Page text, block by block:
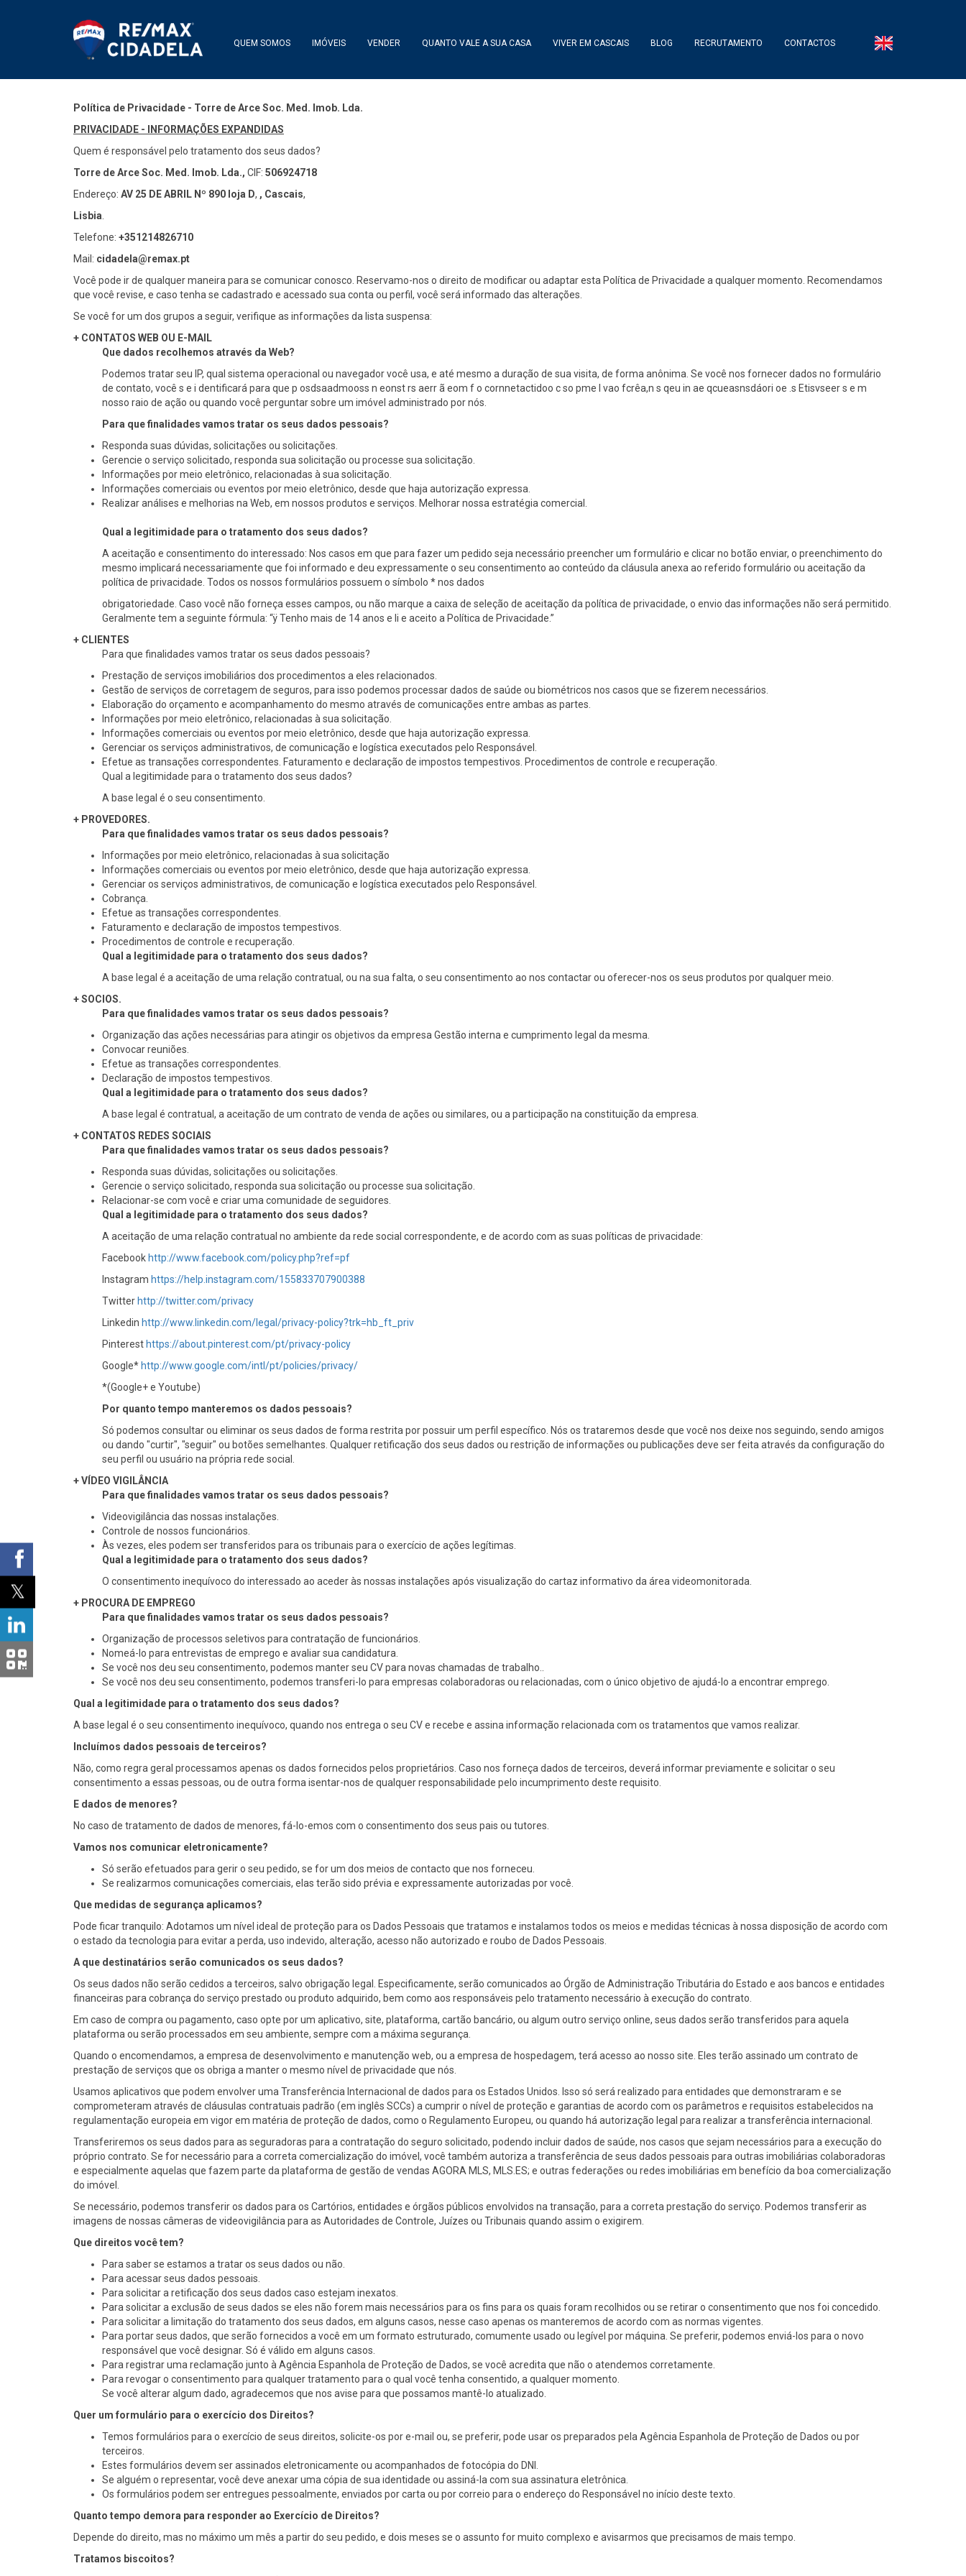
QUEM SOMOS IMÓVEIS VENDER QUANTO VALE A SUA CASA VIVER EM CASCAIS BLOG RECRUTAMENTO CONTACTOS
Política de Privacidade - Torre de Arce Soc. Med. Imob. Lda.
PRIVACIDADE - INFORMAÇÕES EXPANDIDAS
Quem é responsável pelo tratamento dos seus dados?
Torre de Arce Soc. Med. Imob. Lda., CIF: 506924718
Endereço: AV 25 DE ABRIL Nº 890 loja D, , Cascais,
Lisbia
Telefone: +351214826710
Mail: cidadela@remax.pt
Você pode ir de qualquer maneira para se comunicar conosco. Reservamo-nos o direito de modificar ou adaptar esta Política de Privacidade a qualquer momento. Recomendamos
que você revise, e caso tenha se cadastrado e acessado sua conta ou perfil, você será informado das alterações.
Se você for um dos grupos a seguir, verifique as informações da lista suspensa:
+ CONTATOS WEB OU E-MAIL
Que dados recolhemos através da Web?
Podemos tratar seu IP, qual sistema operacional ou navegador você usa, e até mesmo a duração de sua visita, de forma anônima. Se você nos fornecer dados no formulário
de contato, você s e i dentificará para que p osdsaadmooss n eonst rs aerr ã eom f o cornnetactidoo c so pme l vao fcrêa,n s qeu in ae qcueasnsdáori oe .s Etisvseer s e m
nosso raio de ação ou quando você perguntar sobre um imóvel administrado por nós.
Para que finalidades vamos tratar os seus dados pessoais?
Responda suas dúvidas, solicitações ou solicitações.
Gerencie o serviço solicitado, responda sua solicitação ou processe sua solicitação.
Informações por meio eletrônico, relacionadas à sua solicitação.
Informações comerciais ou eventos por meio eletrônico, desde que haja autorização expressa.
Realizar análises e melhorias na Web, em nossos produtos e serviços. Melhorar nossa estratégia comercial.
Qual a legitimidade para o tratamento dos seus dados?
A aceitação e consentimento do interessado: Nos casos em que para fazer um pedido seja necessário preencher um formulário e clicar no botão enviar, o preenchimento do
mesmo implicará necessariamente que foi informado e deu expressamente o seu consentimento ao conteúdo da cláusula anexa ao referido formulário ou aceitação da
política de privacidade. Todos os nossos formulários possuem o símbolo * nos dados
obrigatoriedade. Caso você não forneça esses campos, ou não marque a caixa de seleção de aceitação da política de privacidade, o envio das informações não será permitido.
Geralmente tem a seguinte fórmula: “ÿ Tenho mais de 14 anos e li e aceito a Política de Privacidade.”
+ CLIENTES
Para que finalidades vamos tratar os seus dados pessoais?
Prestação de serviços imobiliários dos procedimentos a eles relacionados.
Gestão de serviços de corretagem de seguros, para isso podemos processar dados de saúde ou biométricos nos casos que se fizerem necessários.
Elaboração do orçamento e acompanhamento do mesmo através de comunicações entre ambas as partes.
Informações por meio eletrônico, relacionadas à sua solicitação.
Informações comerciais ou eventos por meio eletrônico, desde que haja autorização expressa.
Gerenciar os serviços administrativos, de comunicação e logística executados pelo Responsável.
Efetue as transações correspondentes. Faturamento e declaração de impostos tempestivos. Procedimentos de controle e recuperação.
Qual a legitimidade para o tratamento dos seus dados?
A base legal é o seu consentimento.
+ PROVEDORES.
Para que finalidades vamos tratar os seus dados pessoais?
Informações por meio eletrônico, relacionadas à sua solicitação
Informações comerciais ou eventos por meio eletrônico, desde que haja autorização expressa.
Gerenciar os serviços administrativos, de comunicação e logística executados pelo Responsável.
Cobrança.
Efetue as transações correspondentes.
Faturamento e declaração de impostos tempestivos.
Procedimentos de controle e recuperação.
Qual a legitimidade para o tratamento dos seus dados?
A base legal é a aceitação de uma relação contratual, ou na sua falta, o seu consentimento ao nos contactar ou oferecer-nos os seus produtos por qualquer meio.
+ SOCIOS.
Para que finalidades vamos tratar os seus dados pessoais?
Organização das ações necessárias para atingir os objetivos da empresa Gestão interna e cumprimento legal da mesma.
Convocar reuniões.
Efetue as transações correspondentes.
Declaração de impostos tempestivos.
Qual a legitimidade para o tratamento dos seus dados?
A base legal é contratual, a aceitação de um contrato de venda de ações ou similares, ou a participação na constituição da empresa.
+ CONTATOS REDES SOCIAIS
Para que finalidades vamos tratar os seus dados pessoais?
Responda suas dúvidas, solicitações ou solicitações.
Gerencie o serviço solicitado, responda sua solicitação ou processe sua solicitação.
Relacionar-se com você e criar uma comunidade de seguidores.
Qual a legitimidade para o tratamento dos seus dados?
A aceitação de uma relação contratual no ambiente da rede social correspondente, e de acordo com as suas políticas de privacidade:
Facebook http://www.facebook.com/policy.php?ref=pf
Instagram https://help.instagram.com/155833707900388
Twitter http://twitter.com/privacy
Linkedin http://www.linkedin.com/legal/privacy-policy?trk=hb_ft_priv
Pinterest https://about.pinterest.com/pt/privacy-policy
Google* http://www.google.com/intl/pt/policies/privacy/
*(Google+ e Youtube)
Por quanto tempo manteremos os dados pessoais?
Só podemos consultar ou eliminar os seus dados de forma restrita por possuir um perfil específico. Nós os trataremos desde que você nos deixe nos seguindo, sendo amigos
ou dando "curtir", "seguir" ou botões semelhantes. Qualquer retificação dos seus dados ou restrição de informações ou publicações deve ser feita através da configuração do
seu perfil ou usuário na própria rede social.
+ VÍDEO VIGILÂNCIA
Para que finalidades vamos tratar os seus dados pessoais?
Videovigilância das nossas instalações.
Controle de nossos funcionários.
Às vezes, eles podem ser transferidos para os tribunais para o exercício de ações legítimas.
Qual a legitimidade para o tratamento dos seus dados?
O consentimento inequívoco do interessado ao aceder às nossas instalações após visualização do cartaz informativo da área videomonitorada.
+ PROCURA DE EMPREGO
Para que finalidades vamos tratar os seus dados pessoais?
Organização de processos seletivos para contratação de funcionários.
Nomeá-lo para entrevistas de emprego e avaliar sua candidatura.
Se você nos deu seu consentimento, podemos manter seu CV para novas chamadas de trabalho..
Se você nos deu seu consentimento, podemos transferi-lo para empresas colaboradoras ou relacionadas, com o único objetivo de ajudá-lo a encontrar emprego.
Qual a legitimidade para o tratamento dos seus dados?
A base legal é o seu consentimento inequívoco, quando nos entrega o seu CV e recebe e assina informação relacionada com os tratamentos que vamos realizar.
Incluímos dados pessoais de terceiros?
Não, como regra geral processamos apenas os dados fornecidos pelos proprietários. Caso nos forneça dados de terceiros, deverá informar previamente e solicitar o seu
consentimento a essas pessoas, ou de outra forma isentar-nos de qualquer responsabilidade pelo incumprimento deste requisito.
E dados de menores?
No caso de tratamento de dados de menores, fá-lo-emos com o consentimento dos seus pais ou tutores.
Vamos nos comunicar eletronicamente?
Só serão efetuados para gerir o seu pedido, se for um dos meios de contacto que nos forneceu.
Se realizarmos comunicações comerciais, elas terão sido prévia e expressamente autorizadas por você.
Que medidas de segurança aplicamos?
Pode ficar tranquilo: Adotamos um nível ideal de proteção para os Dados Pessoais que tratamos e instalamos todos os meios e medidas técnicas à nossa disposição de acordo com
o estado da tecnologia para evitar a perda, uso indevido, alteração, acesso não autorizado e roubo de Dados Pessoais.
A que destinatários serão comunicados os seus dados?
Os seus dados não serão cedidos a terceiros, salvo obrigação legal. Especificamente, serão comunicados ao Órgão de Administração Tributária do Estado e aos bancos e entidades
financeiras para cobrança do serviço prestado ou produto adquirido, bem como aos responsáveis pelo tratamento necessário à execução do contrato.
Em caso de compra ou pagamento, caso opte por um aplicativo, site, plataforma, cartão bancário, ou algum outro serviço online, seus dados serão transferidos para aquela
plataforma ou serão processados em seu ambiente, sempre com a máxima segurança.
Quando o encomendamos, a empresa de desenvolvimento e manutenção web, ou a empresa de hospedagem, terá acesso ao nosso site. Eles terão assinado um contrato de
prestação de serviços que os obriga a manter o mesmo nível de privacidade que nós.
Usamos aplicativos que podem envolver uma Transferência Internacional de dados para os Estados Unidos. Isso só será realizado para entidades que demonstraram e se
comprometeram através de cláusulas contratuais padrão (em inglês SCCs) a cumprir o nível de proteção e garantias de acordo com os parâmetros e requisitos estabelecidos na
regulamentação europeia em vigor em matéria de proteção de dados, como o Regulamento Europeu, ou quando há autorização legal para realizar a transferência internacional.
Transferiremos os seus dados para as seguradoras para a contratação do seguro solicitado, podendo incluir dados de saúde, nos casos que sejam necessários para a execução do
próprio contrato. Se for necessário para a correta comercialização do imóvel, você também autoriza a transferência de seus dados pessoais para outras imobiliárias colaboradoras
e especialmente aquelas que fazem parte da plataforma de gestão de vendas AGORA MLS, MLS.ES; e outras federações ou redes imobiliárias em benefício da boa comercialização
do imóvel.
Se necessário, podemos transferir os dados para os Cartórios, entidades e órgãos públicos envolvidos na transação, para a correta prestação do serviço. Podemos transferir as
imagens de nossas câmeras de videovigilância para as Autoridades de Controle, Juízes ou Tribunais quando assim o exigirem.
Que direitos você tem?
Para saber se estamos a tratar os seus dados ou não.
Para acessar seus dados pessoais.
Para solicitar a retificação dos seus dados caso estejam inexatos.
Para solicitar a exclusão de seus dados se eles não forem mais necessários para os fins para os quais foram recolhidos ou se retirar o consentimento que nos foi concedido.
Para solicitar a limitação do tratamento dos seus dados, em alguns casos, nesse caso apenas os manteremos de acordo com as normas vigentes.
Para portar seus dados, que serão fornecidos a você em um formato estruturado, comumente usado ou legível por máquina. Se preferir, podemos enviá-los para o novo
responsável que você designar. Só é válido em alguns casos.
Para registrar uma reclamação junto à Agência Espanhola de Proteção de Dados, se você acredita que não o atendemos corretamente.
Para revogar o consentimento para qualquer tratamento para o qual você tenha consentido, a qualquer momento.
Se você alterar algum dado, agradecemos que nos avise para que possamos mantê-lo atualizado.
Quer um formulário para o exercício dos Direitos?
Temos formulários para o exercício de seus direitos, solicite-os por e-mail ou, se preferir, pode usar os preparados pela Agência Espanhola de Proteção de Dados ou por
terceiros.
Estes formulários devem ser assinados eletronicamente ou acompanhados de fotocópia do DNI.
Se alguém o representar, você deve anexar uma cópia de sua identidade ou assiná-la com sua assinatura eletrônica.
Os formulários podem ser entregues pessoalmente, enviados por carta ou por correio para o endereço do Responsável no início deste texto.
Quanto tempo demora para responder ao Exercício de Direitos?
Depende do direito, mas no máximo um mês a partir do seu pedido, e dois meses se o assunto for muito complexo e avisarmos que precisamos de mais tempo.
Tratamos biscoitos?